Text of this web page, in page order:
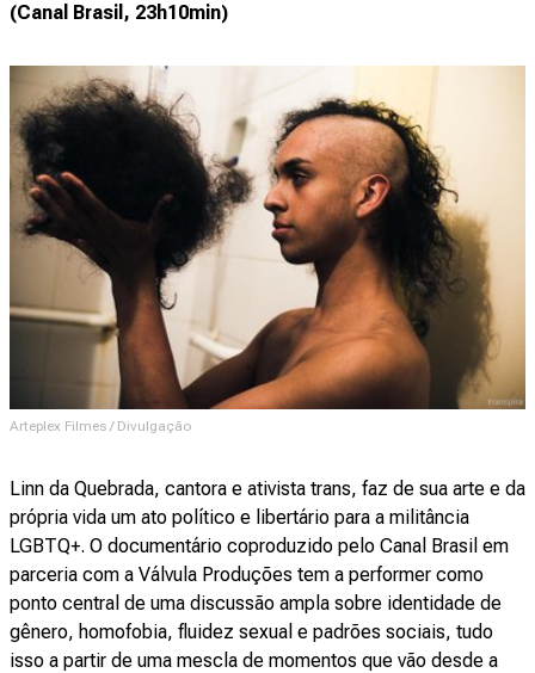
(Canal Brasil, 23h10min)
Arteplex Filmes / Divulgação
Linn da Quebrada, cantora e ativista trans, faz de sua arte e da
própria vida um ato político e libertário para a militância
LGBTQ+. O documentário coproduzido pelo Canal Brasil em
parceria com a Válvula Produções tem a performer como
ponto central de uma discussão ampla sobre identidade de
gênero, homofobia, fluidez sexual e padrões sociais, tudo
isso a partir de uma mescla de momentos que vão desde a